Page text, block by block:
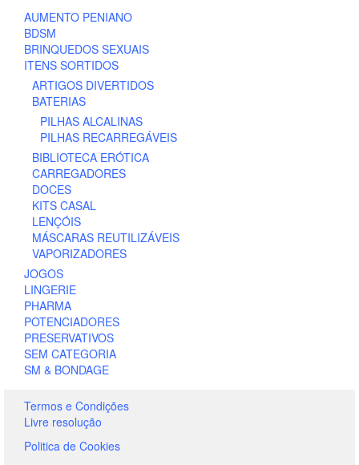
AUMENTO PENIANO
BDSM
BRINQUEDOS SEXUAIS
ITENS SORTIDOS
ARTIGOS DIVERTIDOS
BATERIAS
PILHAS ALCALINAS
PILHAS RECARREGÁVEIS
BIBLIOTECA ERÓTICA
CARREGADORES
DOCES
KITS CASAL
LENÇÓIS
MÁSCARAS REUTILIZÁVEIS
VAPORIZADORES
JOGOS
LINGERIE
PHARMA
POTENCIADORES
PRESERVATIVOS
SEM CATEGORIA
SM & BONDAGE
Termos e Condições
Livre resolução
Politica de Cookies